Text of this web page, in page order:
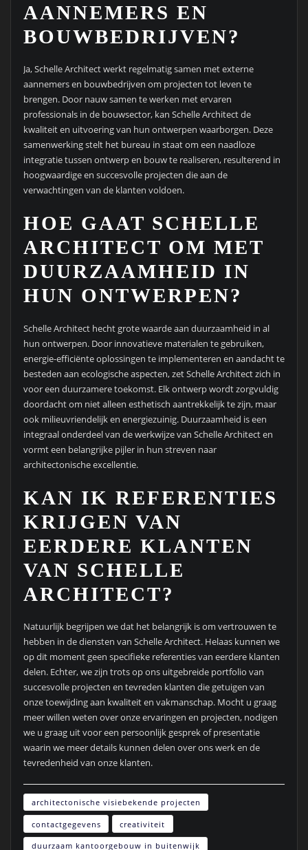
AANNEMERS EN
BOUWBEDRIJVEN?
Ja, Schelle Architect werkt regelmatig samen met externe
aannemers en bouwbedrijven om projecten tot leven te
brengen. Door nauw samen te werken met ervaren
professionals in de bouwsector, kan Schelle Architect de
kwaliteit en uitvoering van hun ontwerpen waarborgen. Deze
samenwerking stelt het bureau in staat om een naadloze
integratie tussen ontwerp en bouw te realiseren, resulterend in
hoogwaardige en succesvolle projecten die aan de
verwachtingen van de klanten voldoen.
HOE GAAT SCHELLE
ARCHITECT OM MET
DUURZAAMHEID IN
HUN ONTWERPEN?
Schelle Architect hecht grote waarde aan duurzaamheid in al
hun ontwerpen. Door innovatieve materialen te gebruiken,
energie-efficiënte oplossingen te implementeren en aandacht te
besteden aan ecologische aspecten, zet Schelle Architect zich in
voor een duurzamere toekomst. Elk ontwerp wordt zorgvuldig
doordacht om niet alleen esthetisch aantrekkelijk te zijn, maar
ook milieuvriendelijk en energiezuinig. Duurzaamheid is een
integraal onderdeel van de werkwijze van Schelle Architect en
vormt een belangrijke pijler in hun streven naar
architectonische excellentie.
KAN IK REFERENTIES
KRIJGEN VAN
EERDERE KLANTEN
VAN SCHELLE
ARCHITECT?
Natuurlijk begrijpen we dat het belangrijk is om vertrouwen te
hebben in de diensten van Schelle Architect. Helaas kunnen we
op dit moment geen specifieke referenties van eerdere klanten
delen. Echter, we zijn trots op ons uitgebreide portfolio van
succesvolle projecten en tevreden klanten die getuigen van
onze toewijding aan kwaliteit en vakmanschap. Mocht u graag
meer willen weten over onze ervaringen en projecten, nodigen
we u graag uit voor een persoonlijk gesprek of presentatie
waarin we meer details kunnen delen over ons werk en de
tevredenheid van onze klanten.
architectonische visiebekende projecten
contactgegevens creativiteit
duurzaam kantoorgebouw in buitenwijk